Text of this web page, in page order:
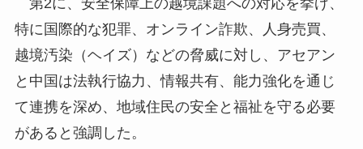
特に国際的な犯罪、オンライン詐欺、人身売買、
越境汚染（ヘイズ）などの脅威に対し、アセアン
と中国は法執行協力、情報共有、能力強化を通じ
て連携を深め、地域住民の安全と福祉を守る必要
があると強調した。